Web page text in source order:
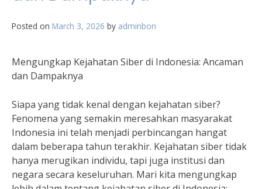
Posted on March 3, 2026 by adminbon
Mengungkap Kejahatan Siber di Indonesia: Ancaman
dan Dampaknya
Siapa yang tidak kenal dengan kejahatan siber?
Fenomena yang semakin meresahkan masyarakat
Indonesia ini telah menjadi perbincangan hangat
dalam beberapa tahun terakhir. Kejahatan siber tidak
hanya merugikan individu, tapi juga institusi dan
negara secara keseluruhan. Mari kita mengungkap